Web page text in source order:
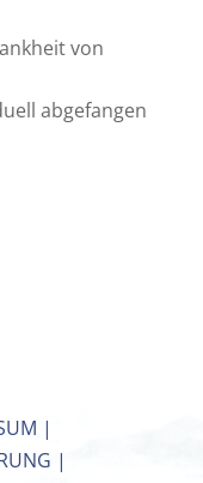
von
abgefangen
|
|